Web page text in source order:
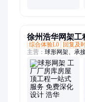
徐州浩华网架工
综合体验L0
回复及
主营： 球形网架、承